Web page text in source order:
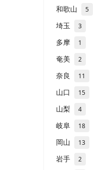
和歌山 5
埼玉 3
多摩 1
奄美 2
奈良 11
山口 15
山梨 4
岐阜 18
岡山 13
岩手 2